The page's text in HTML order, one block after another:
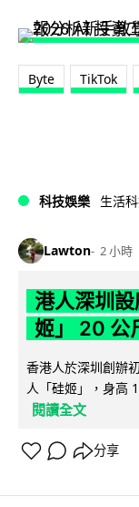
Byte TikTok
科技娛樂 生活
Lawton 2 小時
港人深圳
姬」 20 公
香港人於深圳創辦
人「硅姬」，身高
閱讀全文
分享